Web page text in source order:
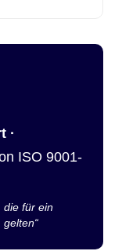
·
ISO 9001-
die für ein